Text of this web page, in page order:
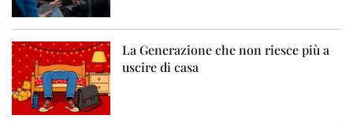
La Generazione che non riesce più a
uscire di casa